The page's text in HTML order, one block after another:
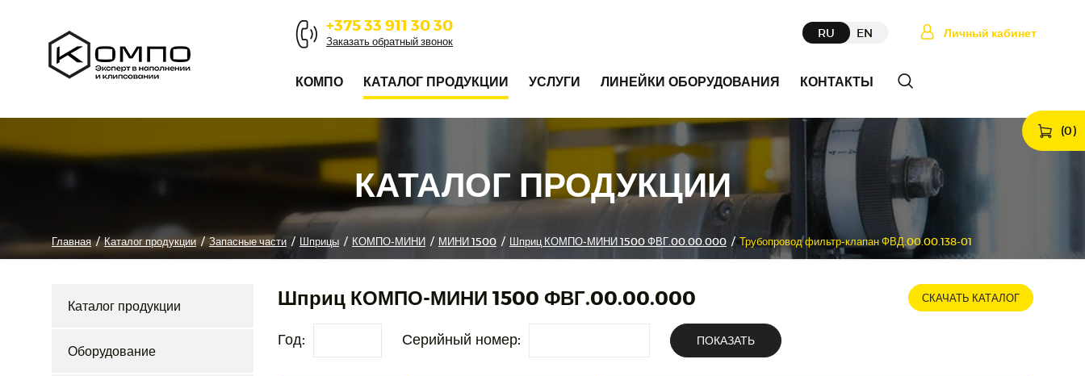
(0)
+375 33 911 30 30
Заказать обратный звонок
Личный кабинет
RU EN
КОМПО КАТАЛОГ ПРОДУКЦИИ УСЛУГИ ЛИНЕЙКИ ОБОРУДОВАНИЯ КОНТАКТЫ
КАТАЛОГ ПРОДУКЦИИ
Главная / Каталог продукции / Запасные части / Шприцы / КОМПО-МИНИ / МИНИ 1500 / Шприц КОМПО-МИНИ 1500 ФВГ.00.00.000 / Трубопровод фильтр-клапан ФВД.00.00.138-01
Каталог продукции
Оборудование
Шприц КОМПО-МИНИ 1500 ФВГ.00.00.000 СКАЧАТЬ КАТАЛОГ
Год: Серийный номер: ПОКАЗАТЬ